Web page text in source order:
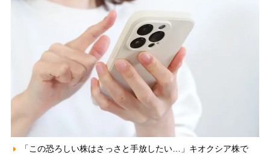
「この恐ろしい株はさっさと手放したい…」キオクシア株で